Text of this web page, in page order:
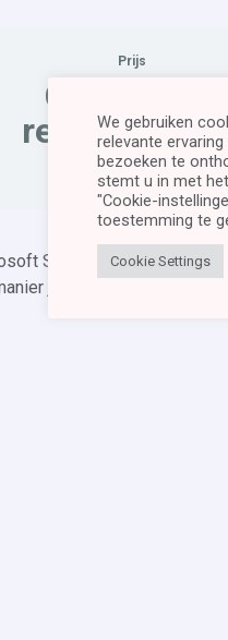
Prijs
Gratis (met
registreren
inloggen)
SharePoint Online
je documenten en
We gebruiken
relevante
bezoeken te
stemt u in met
"Cookie-
toestemming te
Cookie Settings